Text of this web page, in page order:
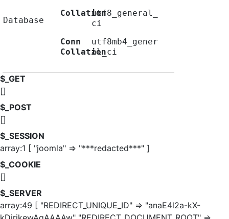
Database
Collationutf8_general_
ci
Conn
Collation
utf8mb4_gener
al_ci
$_GET
[]
$_POST
[]
$_SESSION
array:1 [ "joomla" => "***redacted***" ]
$_COOKIE
[]
$_SERVER
array:49 [ "REDIRECT_UNIQUE_ID" => "anaE4l2a-kX-